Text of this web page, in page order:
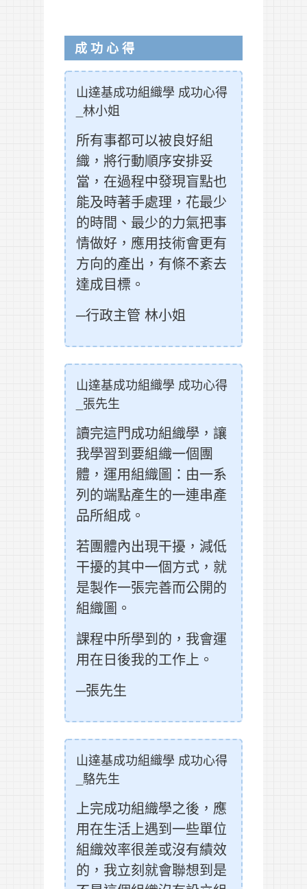
成功心得
山達基成功組織學 成功心得
_林小姐
所有事都可以被良好組
織，將行動順序安排妥
當，在過程中發現盲點也
能及時著手處理，花最少
的時間、最少的力氣把事
情做好，應用技術會更有
方向的產出，有條不紊去
達成目標。
─行政主管 林小姐
山達基成功組織學 成功心得
_張先生
讀完這門成功組織學，讓
我學習到要組織一個團
體，運用組織圖：由一系
列的端點產生的一連串產
品所組成。
若團體內出現干擾，減低
干擾的其中一個方式，就
是製作一張完善而公開的
組織圖。
課程中所學到的，我會運
用在日後我的工作上。
─張先生
山達基成功組織學 成功心得
_駱先生
上完成功組織學之後，應
用在生活上遇到一些單位
組織效率很差或沒有績效
的，我立刻就會聯想到是